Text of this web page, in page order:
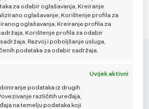
za odabir oglašavanja, Kreiranje
oglašavanje, Korištenje profila za
oglašavanja, Kreiranje profila za
Korištenje profila za odabir
Razvoj i poboljšanje usluga,
podataka za odabir sadržaja.
Uvijek aktivni
podataka iz drugih
različitih uređaja,
na temelju podataka koji